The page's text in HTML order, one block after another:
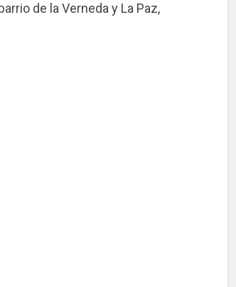
de la Verneda y La Paz,